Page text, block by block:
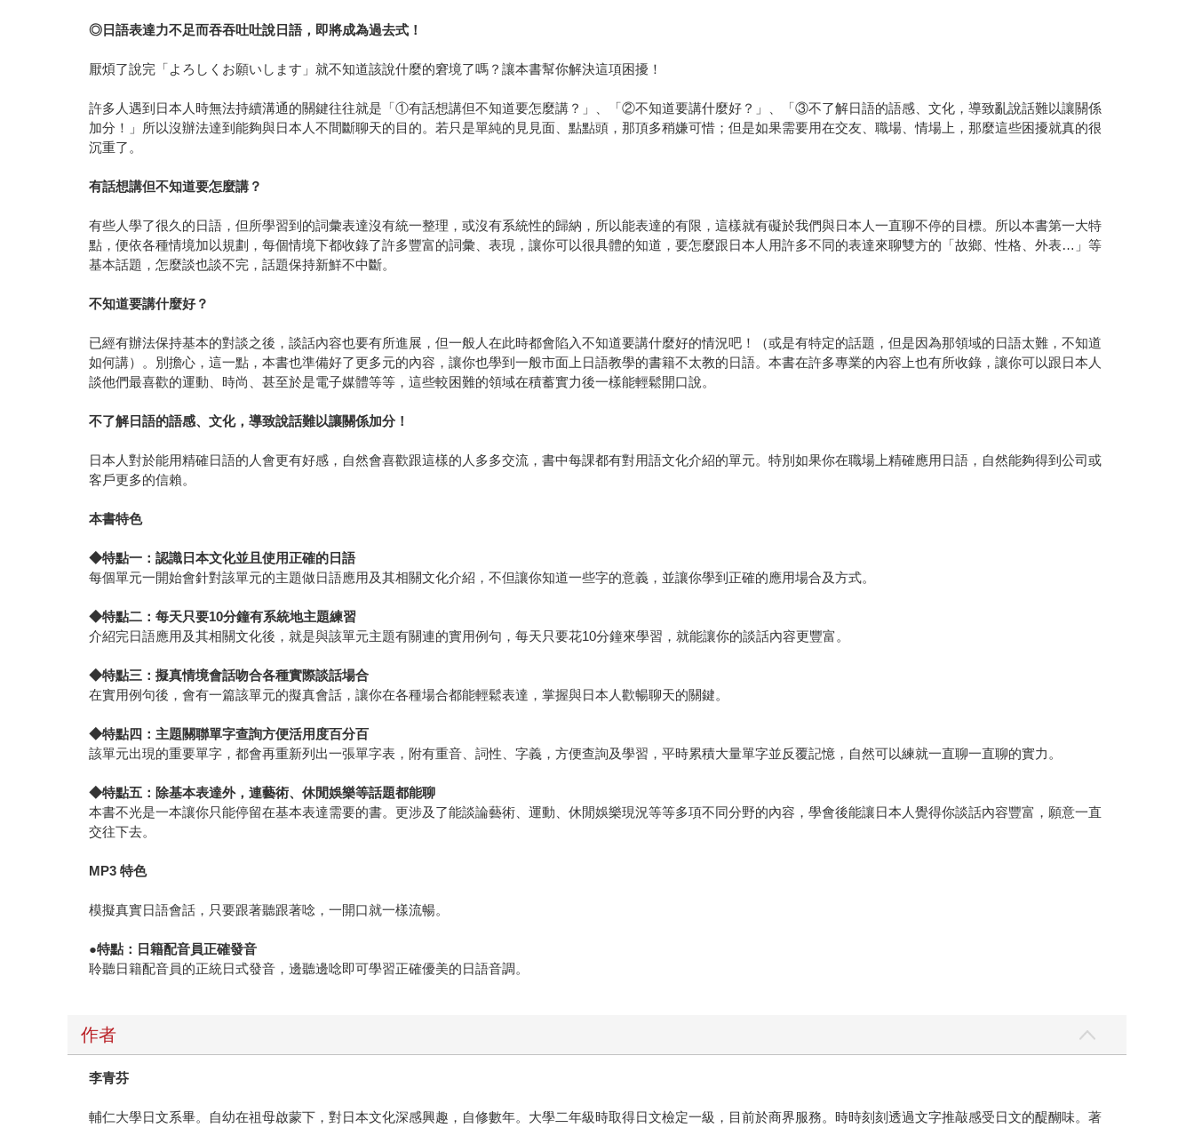
◎ 日語表達力不足而吞吞吐吐說日語，即將成為過去式！
厭煩了說完「よろしくお願いします」就不知道該說什麼的窘境了嗎？讓本書幫你解決這項困擾！
許多人遇到日本人時無法持續溝通的關鍵往往就是「①有話想講但不知道要怎麼講？」、「②不知道要講什麼好？」、「③不了解日語的語感、文化，導致亂說話難以讓關係
加分！」所以沒辦法達到能夠與日本人不間斷聊天的目的。若只是單純的見見面、點點頭，那頂多稍嫌可惜；但是如果需要用在交友、職場、情場上，那麼這些困擾就真的很
沉重了。
有話想講但不知道要怎麼講？
有些人學了很久的日語，但所學習到的詞彙表達沒有統一整理，或沒有系統性的歸納，所以能表達的有限，這樣就有礙於我們與日本人一直聊不停的目標。所以本書第一大特
點，便依各種情境加以規劃，每個情境下都收錄了許多豐富的詞彙、表現，讓你可以很具體的知道，要怎麼跟日本人用許多不同的表達來聊雙方的「故鄉、性格、外表…」等
基本話題，怎麼談也談不完，話題保持新鮮不中斷。
不知道要講什麼好？
已經有辦法保持基本的對談之後，談話內容也要有所進展，但一般人在此時都會陷入不知道要講什麼好的情況吧！（或是有特定的話題，但是因為那領域的日語太難，不知道
如何講）。別擔心，這一點，本書也準備好了更多元的內容，讓你也學到一般市面上日語教學的書籍不太教的日語。本書在許多專業的內容上也有所收錄，讓你可以跟日本人
談他們最喜歡的運動、時尚、甚至於是電子媒體等等，這些較困難的領域在積蓄實力後一樣能輕鬆開口說。
不了解日語的語感、文化，導致說話難以讓關係加分！
日本人對於能用精確日語的人會更有好感，自然會喜歡跟這樣的人多多交流，書中每課都有對用語文化介紹的單元。特別如果你在職場上精確應用日語，自然能夠得到公司或
客戶更多的信賴。
本書特色
◆特點一：認識日本文化並且使用正確的日語
每個單元一開始會針對該單元的主題做日語應用及其相關文化介紹，不但讓你知道一些字的意義，並讓你學到正確的應用場合及方式。
◆特點二：每天只要10分鐘有系統地主題練習
介紹完日語應用及其相關文化後，就是與該單元主題有關連的實用例句，每天只要花10分鐘來學習，就能讓你的談話內容更豐富。
◆特點三：擬真情境會話吻合各種實際談話場合
在實用例句後，會有一篇該單元的擬真會話，讓你在各種場合都能輕鬆表達，掌握與日本人歡暢聊天的關鍵。
◆特點四：主題關聯單字查詢方便活用度百分百
該單元出現的重要單字，都會再重新列出一張單字表，附有重音、詞性、字義，方便查詢及學習，平時累積大量單字並反覆記憶，自然可以練就一直聊一直聊的實力。
◆特點五：除基本表達外，連藝術、休閒娛樂等話題都能聊
本書不光是一本讓你只能停留在基本表達需要的書。更涉及了能談論藝術、運動、休閒娛樂現況等等多項不同分野的內容，學會後能讓日本人覺得你談話內容豐富，願意一直
交往下去。
MP3特色
模擬真實日語會話，只要跟著聽跟著唸，一開口就一樣流暢。
●特點：日籍配音員正確發音
聆聽日籍配音員的正統日式發音，邊聽邊唸即可學習正確優美的日語音調。
作者
李青芬
輔仁大學日文系畢。自幼在祖母啟蒙下，對日本文化深感興趣，自修數年。大學二年級時取得日文檢定一級，目前於商界服務。時時刻刻透過文字推敲感受日文的醍醐味。著